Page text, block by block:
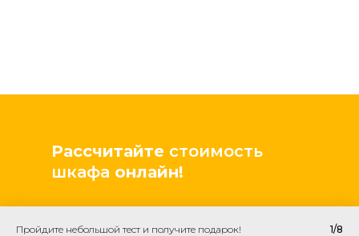
Рассчитайте стоимость
шкафа онлайн!
Пройдите небольшой тест и получите подарок! 1/8